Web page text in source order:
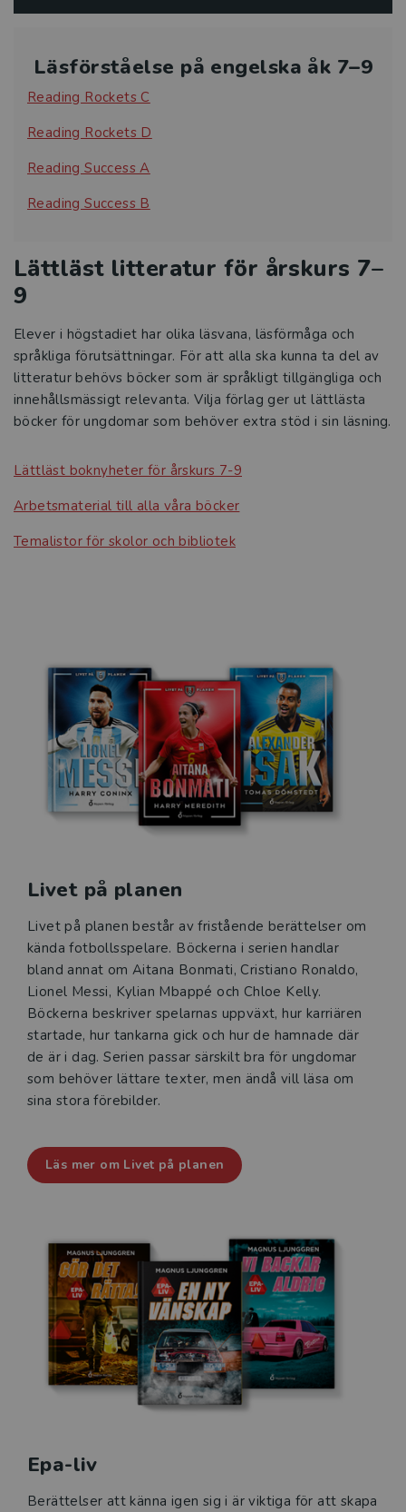
Läsförståelse på engelska åk 7–9
Reading Rockets C
Reading Rockets D
Reading Success A
Reading Success B
Lättläst litteratur för årskurs 7–
9
Elever i högstadiet har olika läsvana, läsförmåga och
språkliga förutsättningar. För att alla ska kunna ta del av
litteratur behövs böcker som är språkligt tillgängliga och
innehållsmässigt relevanta. Vilja förlag ger ut lättlästa
böcker för ungdomar som behöver extra stöd i sin läsning.
Lättläst boknyheter för årskurs 7-9
Arbetsmaterial till alla våra böcker
Temalistor för skolor och bibliotek
Livet på planen
Livet på planen består av fristående berättelser om
kända fotbollsspelare. Böckerna i serien handlar
bland annat om Aitana Bonmati, Cristiano Ronaldo,
Lionel Messi, Kylian Mbappé och Chloe Kelly.
Böckerna beskriver spelarnas uppväxt, hur karriären
startade, hur tankarna gick och hur de hamnade där
de är i dag. Serien passar särskilt bra för ungdomar
som behöver lättare texter, men ändå vill läsa om
sina stora förebilder.
Läs mer om Livet på planen
Epa-liv
Berättelser att känna igen sig i är viktiga för att skapa